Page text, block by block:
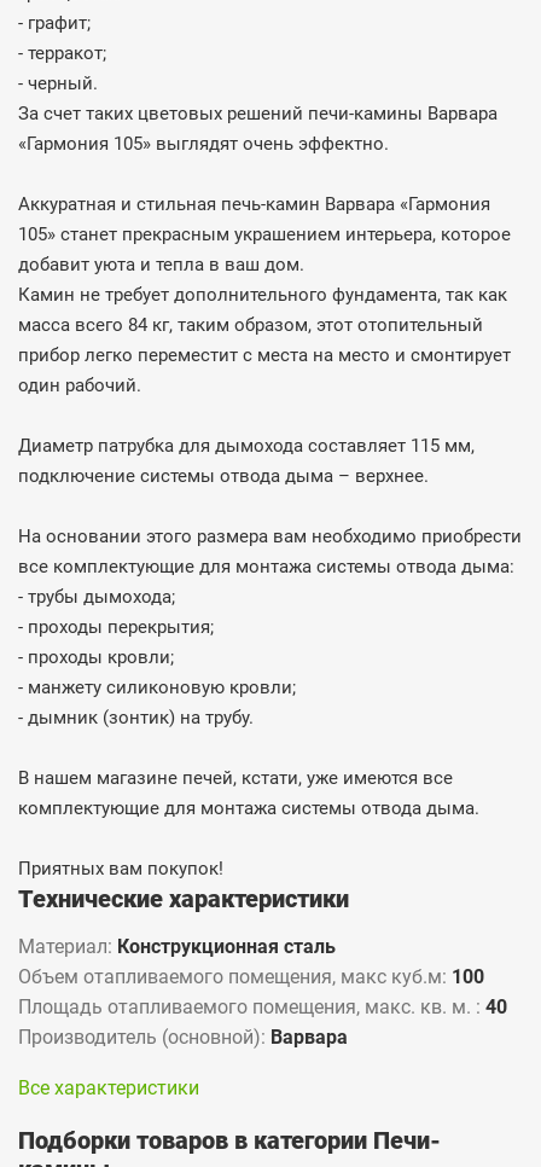
- графит;
- терракот;
- черный.
За счет таких цветовых решений печи-камины Варвара
«Гармония 105» выглядят очень эффектно.
Аккуратная и стильная печь-камин Варвара «Гармония
105» станет прекрасным украшением интерьера, которое
добавит уюта и тепла в ваш дом.
Камин не требует дополнительного фундамента, так как
масса всего 84 кг, таким образом, этот отопительный
прибор легко переместит с места на место и смонтирует
один рабочий.
Диаметр патрубка для дымохода составляет 115 мм,
подключение системы отвода дыма – верхнее.
На основании этого размера вам необходимо приобрести
все комплектующие для монтажа системы отвода дыма:
- трубы дымохода;
- проходы перекрытия;
- проходы кровли;
- манжету силиконовую кровли;
- дымник (зонтик) на трубу.
В нашем магазине печей, кстати, уже имеются все
комплектующие для монтажа системы отвода дыма.
Приятных вам покупок!
Технические характеристики
Материал: Конструкционная сталь
Объем отапливаемого помещения, макс куб.м: 100
Площадь отапливаемого помещения, макс. кв. м. : 40
Производитель (основной): Варвара
Все характеристики
Подборки товаров в категории Печи-